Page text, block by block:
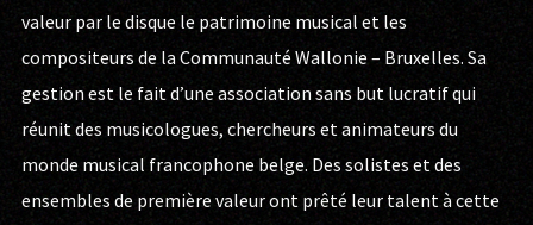
valeur par le disque le patrimoine musical et les
compositeurs de la Communauté Wallonie – Bruxelles. Sa
gestion est le fait d’une association sans but lucratif qui
réunit des musicologues, chercheurs et animateurs du
monde musical francophone belge. Des solistes et des
ensembles de première valeur ont prêté leur talent à cette